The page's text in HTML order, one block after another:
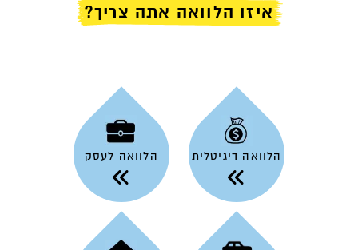
איזו הלוואה אתה צריך?
הלוואה דיגיטלית הלוואה לעסק